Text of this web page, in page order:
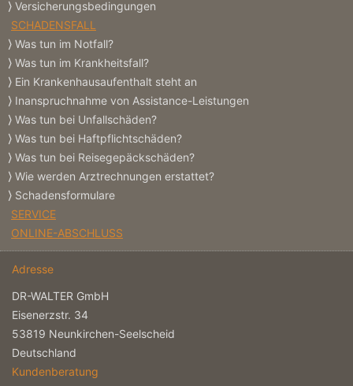
Versicherungs­bedingungen
SCHADENSFALL
Was tun im Notfall?
Was tun im Krankheitsfall?
Ein Krankenhausaufenthalt steht an
Inanspruchnahme von Assistance-Leistungen
Was tun bei Unfallschäden?
Was tun bei Haftpflichtschäden?
Was tun bei Reisegepäckschäden?
Wie werden Arztrechnungen erstattet?
Schadensformulare
SERVICE
ONLINE-ABSCHLUSS
Adresse
DR-WALTER GmbH
Eisenerzstr. 34
53819 Neunkirchen-Seelscheid
Deutschland
Kundenberatung